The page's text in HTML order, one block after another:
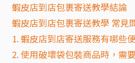
蝦皮店到店包裹寄送教學結論
蝦皮店到店包裹寄送教學 常見
1. 蝦皮店到店寄送服務有哪些
2. 使用破壞袋包裝商品時，需